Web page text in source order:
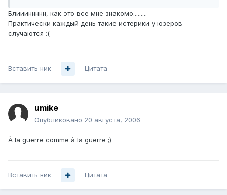
Блиииннннн, как это все мне знакомо.........
Практически каждый день такие истерики у юзеров
случаются :(
Вставить ник Цитата
umike
Опубликовано 20 августа, 2006
À la guerre comme à la guerre ;)
Вставить ник Цитата